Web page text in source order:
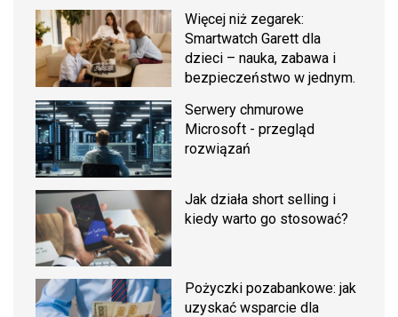
Więcej niż zegarek:
Smartwatch Garett dla
dzieci – nauka, zabawa i
bezpieczeństwo w jednym.
Serwery chmurowe
Microsoft - przegląd
rozwiązań
Jak działa short selling i
kiedy warto go stosować?
Pożyczki pozabankowe: jak
uzyskać wsparcie dla